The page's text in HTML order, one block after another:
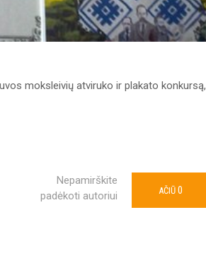
moksleivių atviruko ir plakato konkursą,
Nepamirškite
padėkoti autoriui
AČIŪ 0